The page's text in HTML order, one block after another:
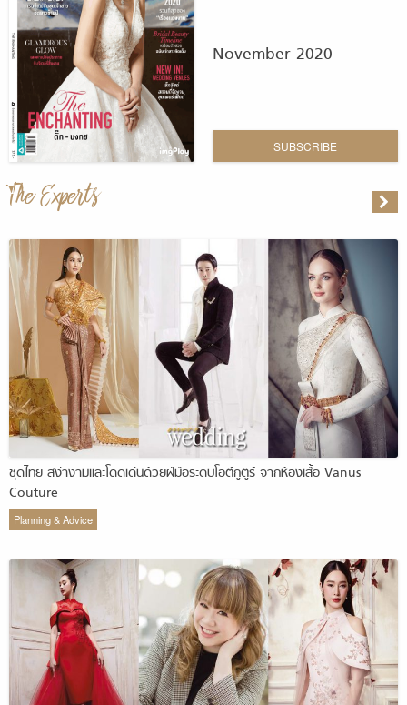
November 2020
SUBSCRIBE
The Experts
ชุดไทย สง่างามและโดดเด่นด้วยฝีมือระดับโอต์กูตูร์ จากห้องเสื้อ Vanus
Couture
Planning & Advice